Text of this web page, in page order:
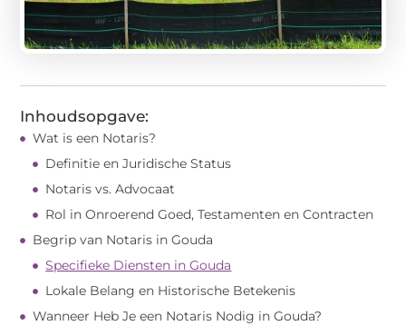
Inhoudsopgave:
Wat is een Notaris?
Definitie en Juridische Status
Notaris vs. Advocaat
Rol in Onroerend Goed, Testamenten en Contracten
Begrip van Notaris in Gouda
Specifieke Diensten in Gouda
Lokale Belang en Historische Betekenis
Wanneer Heb Je een Notaris Nodig in Gouda?